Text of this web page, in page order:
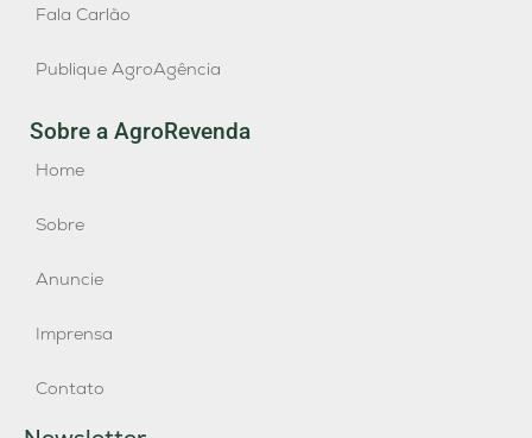
Fala Carlão
Publique AgroAgência
Sobre a AgroRevenda
Home
Sobre
Anuncie
Imprensa
Contato